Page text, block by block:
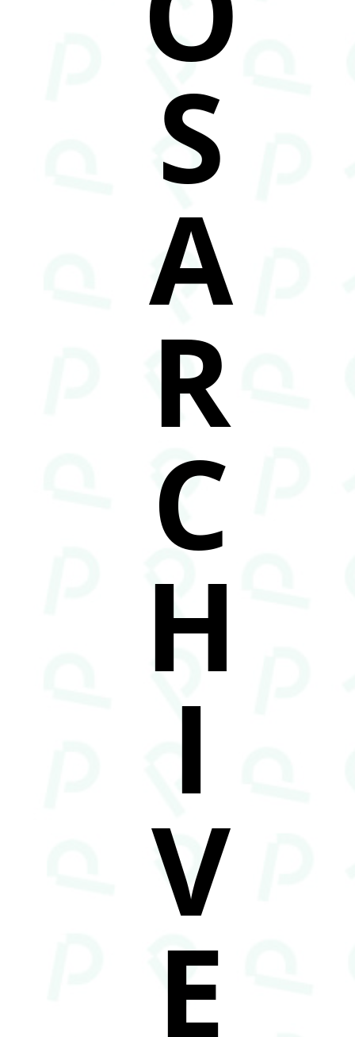
S
A
R
C
H
I
V
E